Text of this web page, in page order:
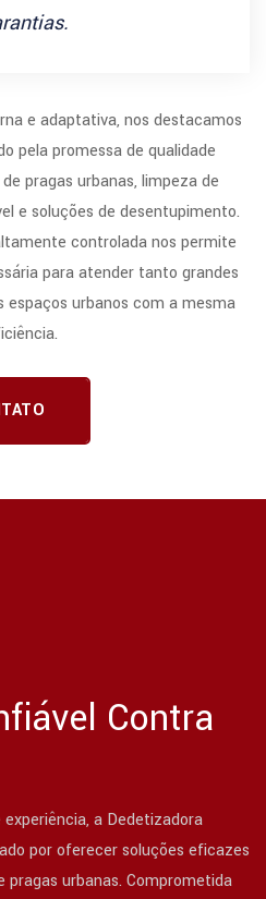
e adaptativa, nos destacamos
pela promessa de qualidade
pragas urbanas, limpeza de
e soluções de desentupimento.
controlada nos permite
para atender tanto grandes
espaços urbanos com a mesma
Contra
a Dedetizadora
por oferecer soluções eficazes
pragas urbanas. Comprometida